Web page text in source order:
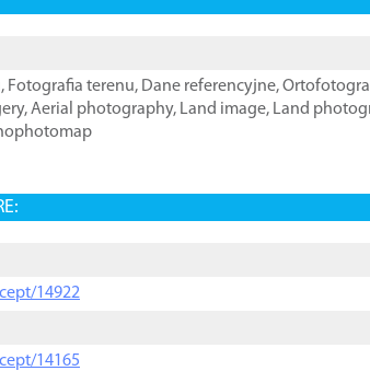
, Fotografia terenu, Dane referencyjne,
,Aerial photography, Land image, Land
14922
14165